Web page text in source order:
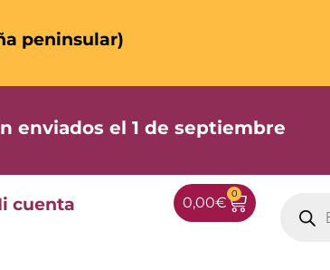
peninsular)
enviados el 1 de septiembre
cuenta 0,00€
0